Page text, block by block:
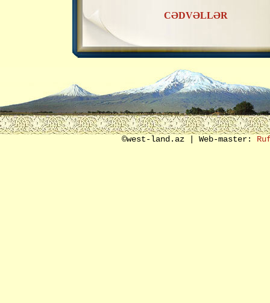
CƏDVƏLLƏR
ERMƏNİSTAN SSR
AZƏRBAYCANLILAR YAŞAMIŞ
KƏNDLƏRİN RAYONLAR
TƏSNİFATI
SON SÖZ ƏVƏZİ
©west-land.az | Web-master: